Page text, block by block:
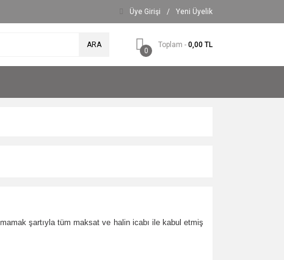
Üye Girişi / Yeni Üyelik
ARA
0
Toplam - 0,00 TL
şartıyla tüm maksat ve halin icabı ile kabul etmiş